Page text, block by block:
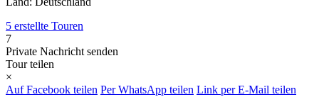
5 erstellte Touren
7
Private Nachricht senden
Tour teilen
×
Auf Facebook teilen Per WhatsApp teilen Link per E-Mail teilen